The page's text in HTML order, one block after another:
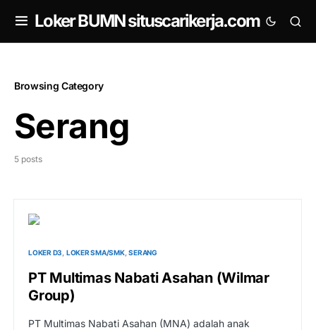
Loker BUMN situscarikerja.com
Browsing Category
Serang
5 posts
LOKER D3 LOKER SMA/SMK SERANG
PT Multimas Nabati Asahan (Wilmar
Group)
PT Multimas Nabati Asahan (MNA) adalah anak